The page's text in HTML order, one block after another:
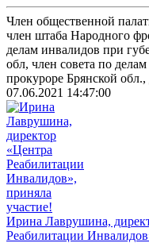
Член общественной
член штаба Народного
делам инвалидов при
обл, член совета по
прокуроре Брянской обл.,
07.06.2021 14:47:00
Ирина Лаврушина,
Реабилитации